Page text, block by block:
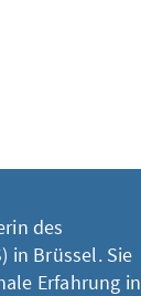
des
in Brüssel. Sie
Erfahrung in